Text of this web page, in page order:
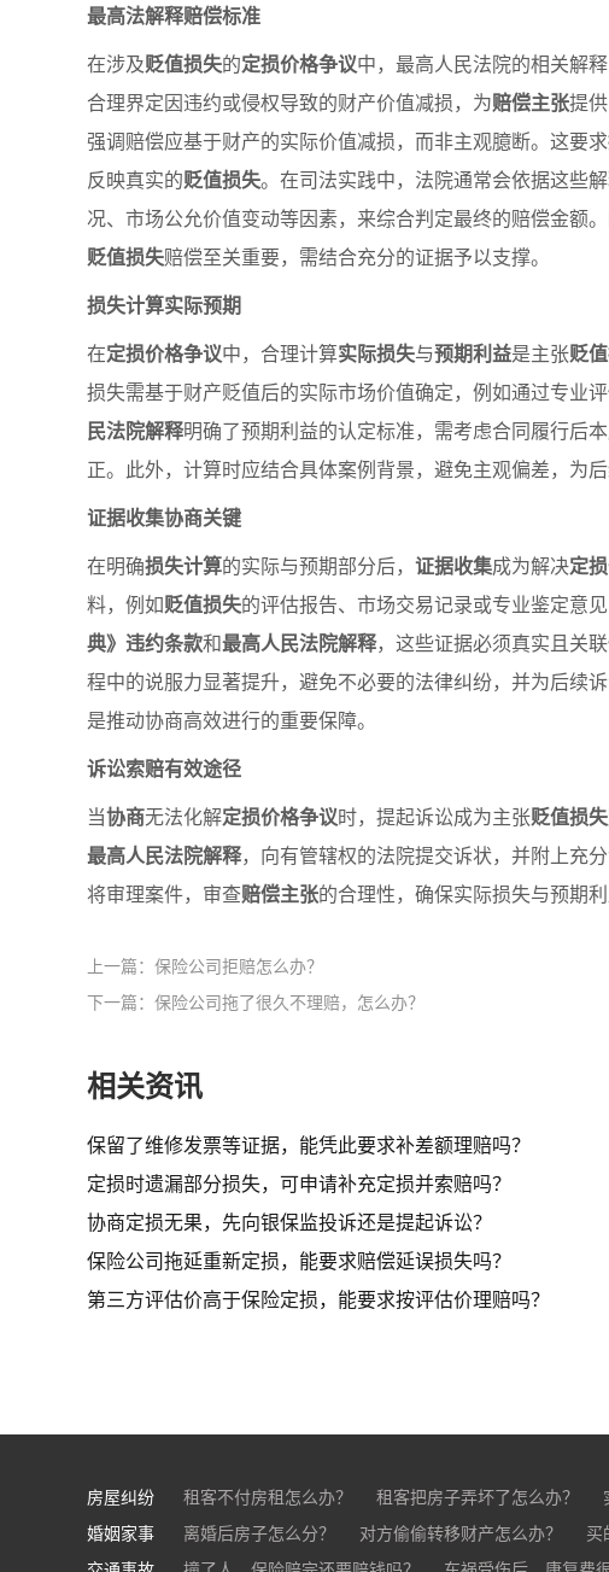
最高法解释赔偿标准
在涉及贬值损失的定损价格争议中，最高人民法院的相关解
合理界定因违约或侵权导致的财产价值减损，为赔偿主张提
强调赔偿应基于财产的实际价值减损，而非主观臆断。这要求
反映真实的贬值损失。在司法实践中，法院通常会依据这些
况、市场公允价值变动等因素，来综合判定最终的赔偿金额
贬值损失赔偿至关重要，需结合充分的证据予以支撑。
损失计算实际预期
在定损价格争议中，合理计算实际损失与预期利益是主张贬
损失需基于财产贬值后的实际市场价值确定，例如通过专业
民法院解释明确了预期利益的认定标准，需考虑合同履行后
正。此外，计算时应结合具体案例背景，避免主观偏差，为
证据收集协商关键
在明确损失计算的实际与预期部分后， 证据收集成为解决定
料，例如贬值损失的评估报告、市场交易记录或专业鉴定意
典》违约条款和最高人民法院解释，这些证据必须真实且关
程中的说服力显著提升，避免不必要的法律纠纷，并为后续
是推动协商高效进行的重要保障。
诉讼索赔有效途径
当协商无法化解定损价格争议时，提起诉讼成为主张贬值损失
最高人民法院解释，向有管辖权的法院提交诉状，并附上充
将审理案件，审查赔偿主张的合理性，确保实际损失与预期
上一篇：保险公司拒赔怎么办？
下一篇：保险公司拖了很久不理赔，怎么办？
相关资讯
保留了维修发票等证据，能凭此要求补差额理赔吗？
定损时遗漏部分损失，可申请补充定损并索赔吗？
协商定损无果，先向银保监投诉还是提起诉讼？
保险公司拖延重新定损，能要求赔偿延误损失吗？
第三方评估价高于保险定损，能要求按评估价理赔吗？
房屋纠纷 租客不付房租怎么办？ 租客把房子弄坏了怎么办？
房东不退押金怎么办？
买房的定金能退吗？ 买的房
婚姻家事
离婚后房子怎么分？ 对方偷偷转移财产怎么办？ 买